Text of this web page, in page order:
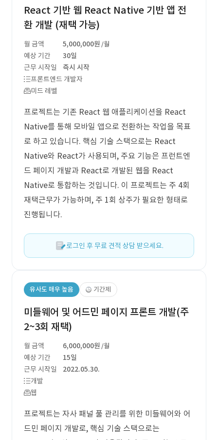
React 기반 웹 React Native 기반 앱 전
환 개발 (재택 가능)
월 금액 5,000,000원 /월
예상 기간
30일
근무 시작일
즉시 시작
프론트엔드 개발자
미드 레벨
프로젝트는 기존 React 웹 애플리케이션을 React
Native를 통해 모바일 앱으로 전환하는 작업을 목표
로 하고 있습니다. 핵심 기술 스택으로는 React
Native와 React가 사용되며, 주요 기능은 프런트엔
드 페이지 개발과 React로 개발된 웹을 React
Native로 통합하는 것입니다. 이 프로젝트는 주 4회
재택근무가 가능하며, 주 1회 상주가 필요한 형태로
진행됩니다.
로그인 후 무료 견적 상담 받으세요.
유사도 매우 높음 기간제
미들웨어 및 어드민 페이지 프론트 개발(주
2~3회 재택)
월 금액 6,000,000원 /월
예상 기간
15일
근무 시작일
2022.05.30.
개발
웹
프로젝트는 자사 패널 풀 관리를 위한 미들웨어와 어
드민 페이지 개발로, 핵심 기술 스택으로는